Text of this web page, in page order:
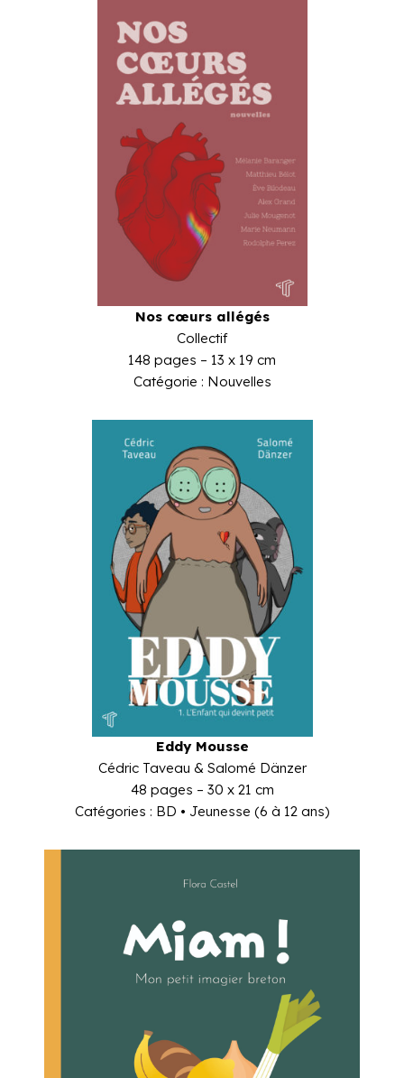
Nos cœurs allégés
Collectif
148 pages – 13 x 19 cm
Catégorie : Nouvelles
Eddy Mousse
Cédric Taveau & Salomé Dänzer
48 pages – 30 x 21 cm
Catégories : BD • Jeunesse (6 à 12 ans)